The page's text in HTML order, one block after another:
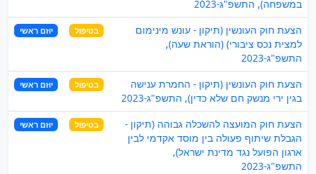
במשפחה), התשפ"ג-2023
הצעת חוק העונשין (תיקון - עונש מינימום
למצית נכס ציבורי) (הוראת שעה),
התשפ"ג-2023
בטיפול יוזם ראשי
הצעת חוק העונשין (תיקון - החמרת ענישה
בגין ירי מנשק חם שלא כדין), התשפ"ג-2023
בטיפול יוזם ראשי
הצעת חוק המועצה להשכלה גבוהה (תיקון -
הגבלת שיתוף פעולה בין מוסד אקדמי לבין
ארגון הפועל נגד מדינת ישראל),
התשפ"ג-2023
בטיפול יוזם ראשי